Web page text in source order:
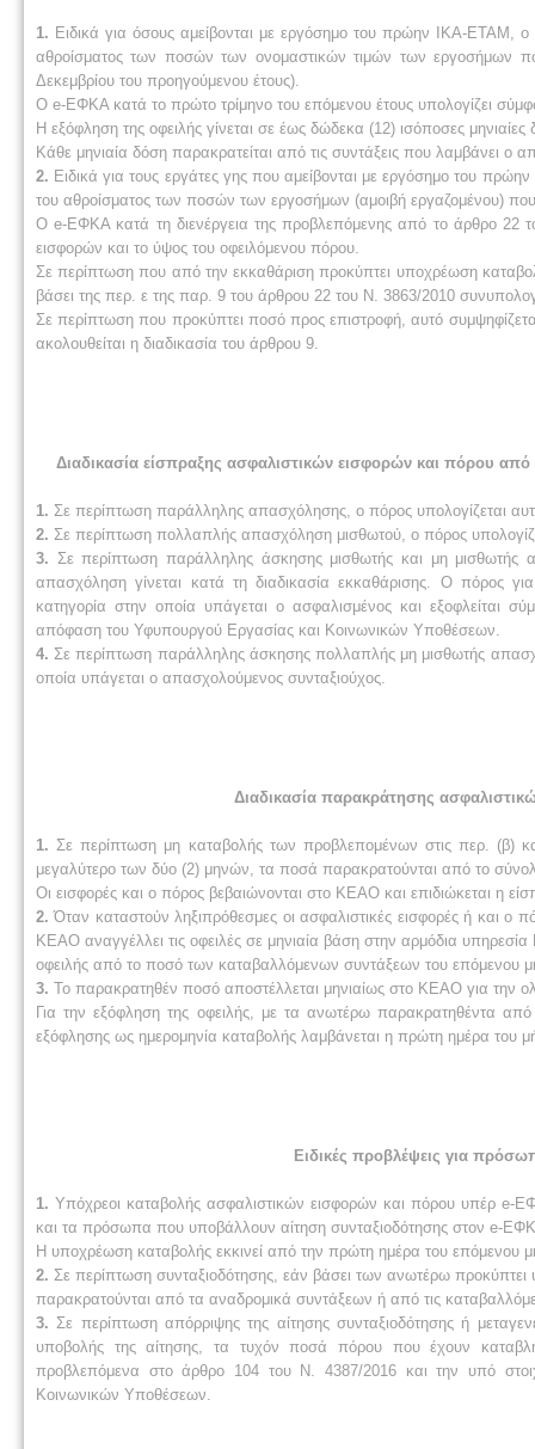
1. Ειδικά για όσους αμείβονται με εργόσημο του πρώην ΙΚΑ-ΕΤΑΜ,
αθροίσματος των ποσών των ονομαστικών τιμών των εργοσήμων
Δεκεμβρίου του προηγούμενου έτους).
Ο e-ΕΦΚΑ κατά το πρώτο τρίμηνο του επόμενου έτους υπολογίζει
Η εξόφληση της οφειλής γίνεται σε έως δώδεκα (12) ισόποσες
Κάθε μηνιαία δόση παρακρατείται από τις συντάξεις που λαμβάνει
2. Ειδικά για τους εργάτες γης που αμείβονται με εργόσημο του
του αθροίσματος των ποσών των εργοσήμων (αμοιβή εργαζομένου) που
Ο e-ΕΦΚΑ κατά τη διενέργεια της προβλεπόμενης από το άρθρο 22
εισφορών και το ύψος του οφειλόμενου πόρου.
Σε περίπτωση που από την εκκαθάριση προκύπτει υποχρέωση
βάσει της περ. ε της παρ. 9 του άρθρου 22 του Ν. 3863/2010
Σε περίπτωση που προκύπτει ποσό προς επιστροφή, αυτό
ακολουθείται η διαδικασία του άρθρου 9.
Διαδικασία είσπραξης ασφαλιστικών εισφορών και πόρου
1. Σε περίπτωση παράλληλης απασχόλησης, ο πόρος υπολογίζεται
2. Σε περίπτωση πολλαπλής απασχόληση μισθωτού, ο πόρος
3. Σε περίπτωση παράλληλης άσκησης μισθωτής και μη
απασχόληση γίνεται κατά τη διαδικασία εκκαθάρισης. Ο πόρος
κατηγορία στην οποία υπάγεται ο ασφαλισμένος και εξοφλείται
απόφαση του Υφυπουργού Εργασίας και Κοινωνικών Υποθέσεων.
4. Σε περίπτωση παράλληλης άσκησης πολλαπλής μη μισθωτής
οποία υπάγεται ο απασχολούμενος συνταξιούχος.
Διαδικασία παρακράτησης
1. Σε περίπτωση μη καταβολής των προβλεπομένων στις περ. (β)
μεγαλύτερο των δύο (2) μηνών, τα ποσά παρακρατούνται από το
Οι εισφορές και ο πόρος βεβαιώνονται στο ΚΕΑΟ και επιδιώκεται η
2. Όταν καταστούν ληξιπρόθεσμες οι ασφαλιστικές εισφορές ή και ο
ΚΕΑΟ αναγγέλλει τις οφειλές σε μηνιαία βάση στην αρμόδια
οφειλής από το ποσό των καταβαλλόμενων συντάξεων του επόμενου
3. Το παρακρατηθέν ποσό αποστέλλεται μηνιαίως στο ΚΕΑΟ για την
Για την εξόφληση της οφειλής, με τα ανωτέρω παρακρατηθέντα
εξόφλησης ως ημερομηνία καταβολής λαμβάνεται η πρώτη ημέρα
Ειδικές προβλέψεις για
1. Υπόχρεοι καταβολής ασφαλιστικών εισφορών και πόρου υπέρ
και τα πρόσωπα που υποβάλλουν αίτηση συνταξιοδότησης στον e-
Η υποχρέωση καταβολής εκκινεί από την πρώτη ημέρα του επόμενου
2. Σε περίπτωση συνταξιοδότησης, εάν βάσει των ανωτέρω
παρακρατούνται από τα αναδρομικά συντάξεων ή από τις
3. Σε περίπτωση απόρριψης της αίτησης συνταξιοδότησης ή
υποβολής της αίτησης, τα τυχόν ποσά πόρου που έχουν
προβλεπόμενα στο άρθρο 104 του Ν. 4387/2016 και την υπό
Κοινωνικών Υποθέσεων.